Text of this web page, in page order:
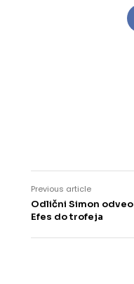
Previous article
Odlični Simon odveo
Efes do trofeja